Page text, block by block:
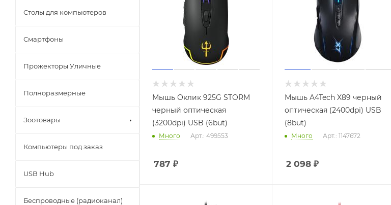
Мышь Оклик 925G STORM
черный оптическая
(3200dpi) USB (6but)
Много Арт.: 499553
787 ₽
Мышь A4Tech X89 черный
оптическая (2400dpi) USB
(8but)
Много Арт.: 1147672
2 098₽
Столы для компьютеров
Смартфоны
Прожекторы Уличные
Полноразмерные
Зоотовары
Компьютеры под заказ
USB Hub
Беспроводные (радиоканал)